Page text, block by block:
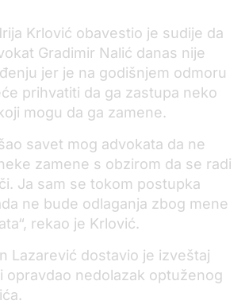
Krlović obavestio je sudije da
Gradimir Nalić danas nije
jer je na godišnjem odmoru
prihvatiti da ga zastupa neko
mogu da ga zamene.
savet mog advokata da ne
zamene s obzirom da se radi
Ja sam se tokom postupka
ne bude odlaganja zbog mene
rekao je Krlović.
Lazarević dostavio je izveštaj
opravdao nedolazak optuženog